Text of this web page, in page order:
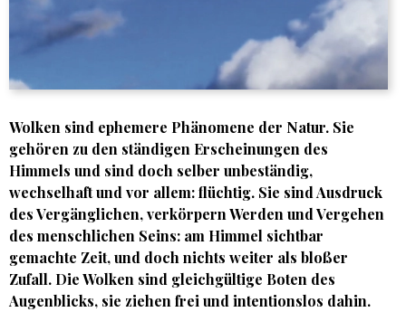
Wolken sind ephemere Phänomene der Natur. Sie
gehören zu den ständigen Erscheinungen des
Himmels und sind doch selber unbeständig,
wechselhaft und vor allem: flüchtig. Sie sind Ausdruck
des Vergänglichen, verkörpern Werden und Vergehen
des menschlichen Seins: am Himmel sichtbar
gemachte Zeit, und doch nichts weiter als bloßer
Zufall. Die Wolken sind gleichgültige Boten des
Augenblicks, sie ziehen frei und intentionslos dahin.